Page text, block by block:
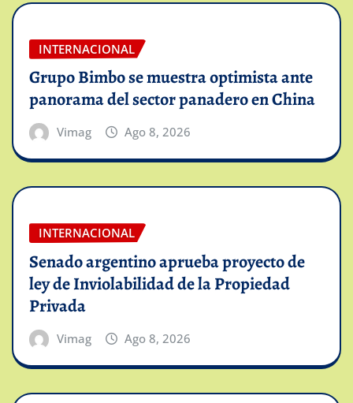
INTERNACIONAL
Grupo Bimbo se muestra optimista ante
panorama del sector panadero en China
Vimag Ago 8, 2026
INTERNACIONAL
Senado argentino aprueba proyecto de
ley de Inviolabilidad de la Propiedad
Privada
Vimag Ago 8, 2026